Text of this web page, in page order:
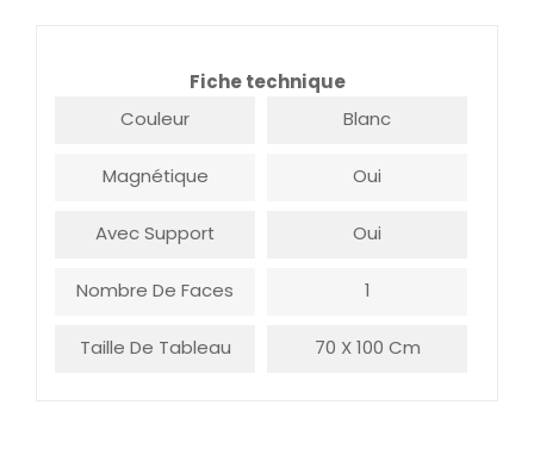
Fiche technique
Couleur
Blanc
Magnétique Oui
Avec Support Oui
Nombre De Faces 1
Taille De Tableau 70 X 100 Cm